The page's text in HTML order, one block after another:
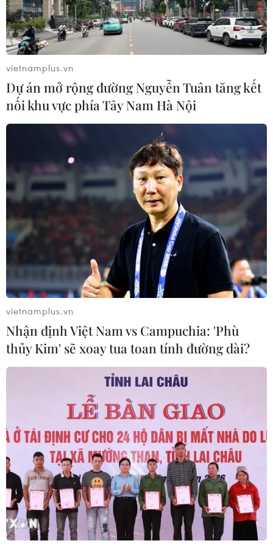
vietnamplus.vn
Dự án mở rộng đường Nguyễn Tuân tăng kết
nối khu vực phía Tây Nam Hà Nội
vietnamplus.vn
Nhận định Việt Nam vs Campuchia: 'Phù
thủy Kim' sẽ xoay tua toan tính đường dài?